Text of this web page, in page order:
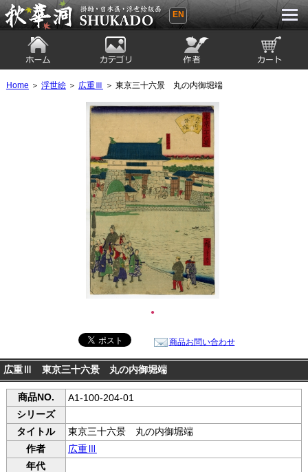
秋華洞 SHUKADO 掛軸・日本画・浮世
EN
Home ＞ 浮世絵＞ 広重Ⅲ ＞ 東京三十六景 丸の内御堀端
●
商品お問い合わせ
広重Ⅲ 東京三十六景 丸の内御堀端
商品NO.
A1-100-204-01
シリーズ
タイトル
東京三十六景 丸の内御堀端
作者
広重Ⅲ
年代